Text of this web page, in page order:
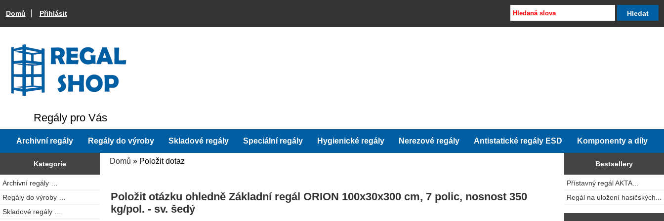
Domů Přihlásit
Regály pro Vás
Archivní regály Regály do výroby Skladové regály Speciální regály Hygienické regály Nerezové regály Antistatické regály ESD Komponenty a díly
Kategorie
Archivní regály …
Regály do výroby …
Skladové regály …
Domů » Položit dotaz
Položit otázku ohledně Základní regál ORION 100x30x300 cm, 7 polic, nosnost 350
kg/pol. - sv. šedý
Bestsellery
Přístavný regál AKTA...
Regál na uložení hasičských...